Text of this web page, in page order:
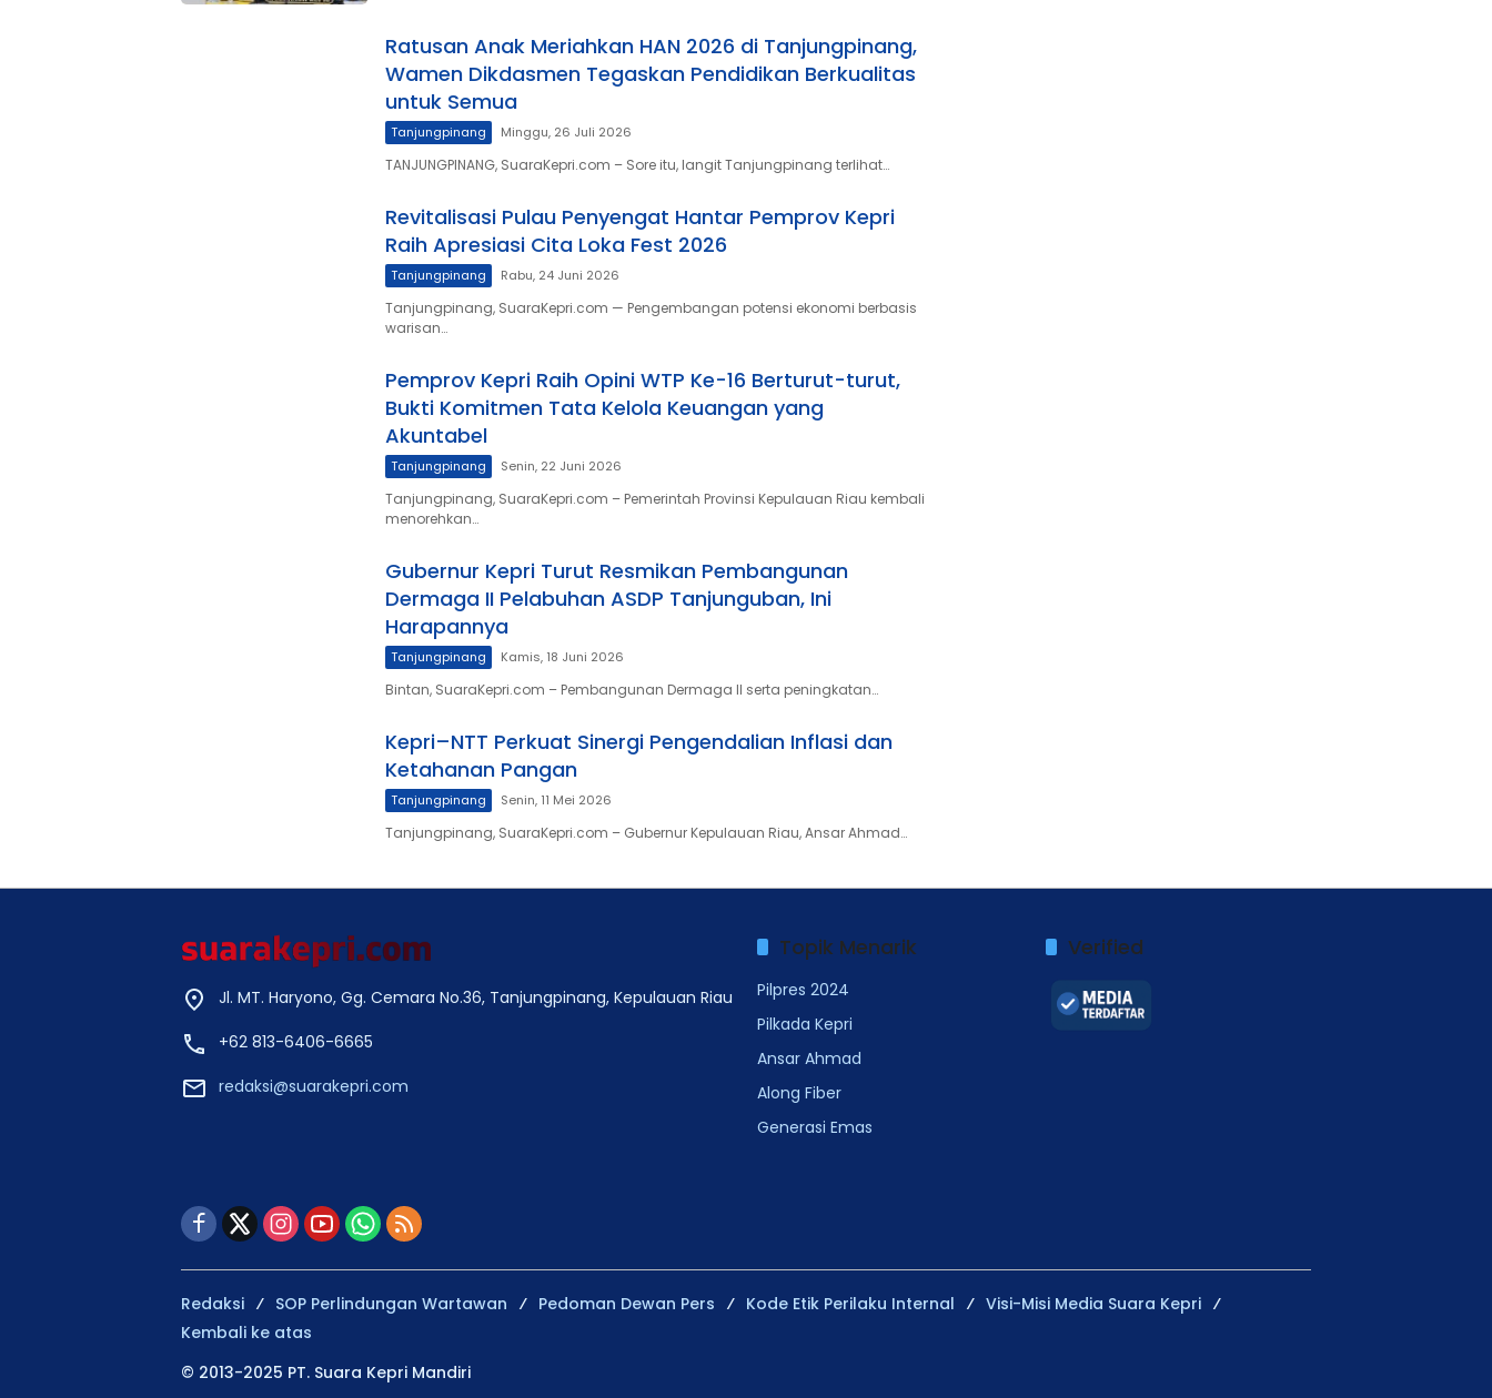
Ratusan Anak Meriahkan HAN 2026 di Tanjungpinang,
Wamen Dikdasmen Tegaskan Pendidikan Berkualitas
untuk Semua
Tanjungpinang Minggu, 26 Juli 2026
TANJUNGPINANG, SuaraKepri.com – Sore itu, langit Tanjungpinang terlihat…
Revitalisasi Pulau Penyengat Hantar Pemprov Kepri
Raih Apresiasi Cita Loka Fest 2026
Tanjungpinang Rabu, 24 Juni 2026
Tanjungpinang, SuaraKepri.com — Pengembangan potensi ekonomi berbasis
warisan…
Pemprov Kepri Raih Opini WTP Ke-16 Berturut-turut,
Bukti Komitmen Tata Kelola Keuangan yang
Akuntabel
Tanjungpinang Senin, 22 Juni 2026
Tanjungpinang, SuaraKepri.com – Pemerintah Provinsi Kepulauan Riau kembali
menorehkan…
Gubernur Kepri Turut Resmikan Pembangunan
Dermaga II Pelabuhan ASDP Tanjunguban, Ini
Harapannya
Tanjungpinang Kamis, 18 Juni 2026
Bintan, SuaraKepri.com – Pembangunan Dermaga II serta peningkatan…
Kepri–NTT Perkuat Sinergi Pengendalian Inflasi dan
Ketahanan Pangan
Tanjungpinang Senin, 11 Mei 2026
Tanjungpinang, SuaraKepri.com – Gubernur Kepulauan Riau, Ansar Ahmad…
Jl. MT. Haryono, Gg. Cemara No.36, Tanjungpinang, Kepulauan Riau
+62 813-6406-6665
redaksi@suarakepri.com
Topik Menarik
Pilpres 2024
Pilkada Kepri
Ansar Ahmad
Along Fiber
Generasi Emas
Verified
Redaksi SOP Perlindungan Wartawan Pedoman Dewan Pers Kode Etik Perilaku Internal
Visi-Misi Media Suara Kepri
Kembali ke atas
© 2013-2025 PT. Suara Kepri Mandiri